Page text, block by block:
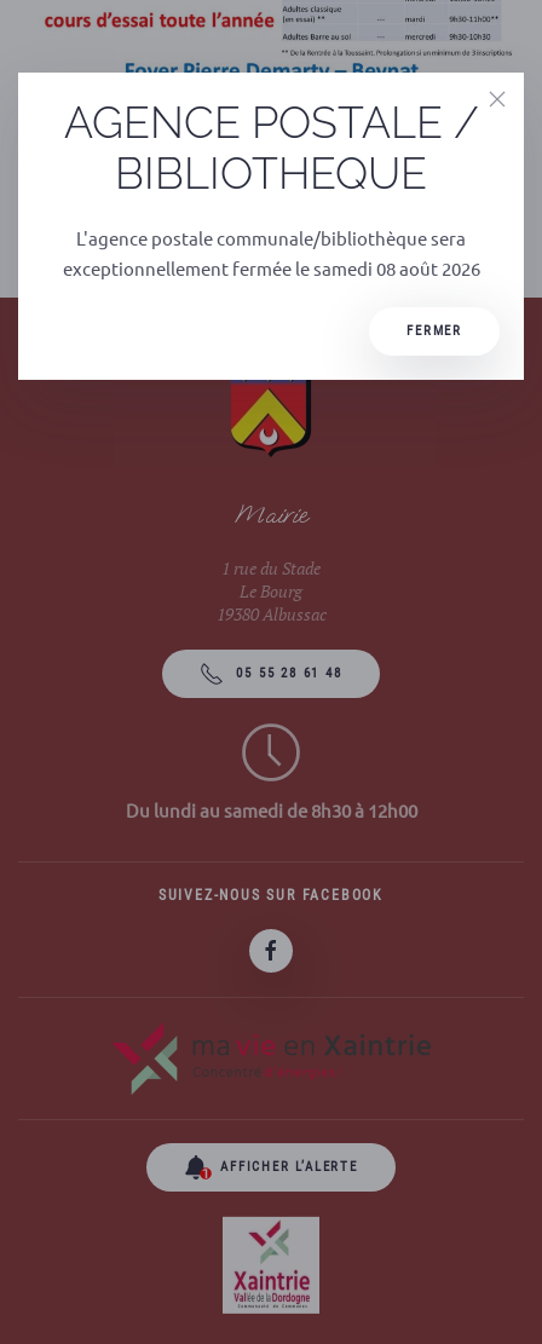
PRÉCÉDENT
Mairie
1 rue du Stade
Le Bourg
19380 Albussac
05 55 28 61 48
Du lundi au samedi de 8h30 à 12h00
SUIVEZ-NOUS SUR FACEBOOK
AFFICHER L’ALERTE
AGENCE POSTALE /
BIBLIOTHEQUE
L'agence postale communale/bibliothèque sera
exceptionnellement fermée le samedi 08 août 2026
FERMER